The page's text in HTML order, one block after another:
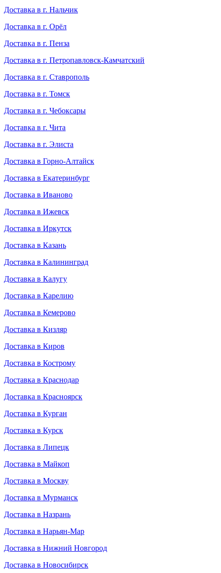
Доставка в г. Нальчик
Доставка в г. Орёл
Доставка в г. Пенза
Доставка в г. Петропавловск-Камчатский
Доставка в г. Ставрополь
Доставка в г. Томск
Доставка в г. Чебоксары
Доставка в г. Чита
Доставка в г. Элиста
Доставка в Горно-Алтайск
Доставка в Екатеринбург
Доставка в Иваново
Доставка в Ижевск
Доставка в Иркутск
Доставка в Казань
Доставка в Калининград
Доставка в Калугу
Доставка в Карелию
Доставка в Кемерово
Доставка в Кизляр
Доставка в Киров
Доставка в Кострому
Доставка в Краснодар
Доставка в Красноярск
Доставка в Курган
Доставка в Курск
Доставка в Липецк
Доставка в Майкоп
Доставка в Москву
Доставка в Мурманск
Доставка в Назрань
Доставка в Нарьян-Мар
Доставка в Нижний Новгород
Доставка в Новосибирск